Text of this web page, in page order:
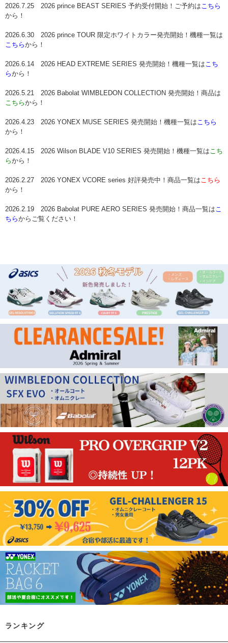
2026.7.25 2026 prince BEAST SERIES 予約受付開始！ご予約はこちら
から！
2026.6.30 2026 prince TOUR 限定ホワイトカラー発売開始！機種一覧は
こちらから！
2026.6.14 2026 HEAD EXTREME SERIES 発売開始！機種一覧はこち
らから！
2026.5.21 2026 Babolat WIMBLEDON COLLECTION 発売開始！商品は
こちらから！
2026.4.23 2026 YONEX MUSE SERIES 発売開始！機種一覧はこちら
から！
2026.4.15 2026 Wilson BLADE V10 SERIES 発売開始！機種一覧はこち
らから！
2026.2.27 2026 YONEX VCORE series 好評発売中！商品一覧はこちら
から！
2026.2.19 2026 Babolat PURE AERO SERIES 発売開始！商品一覧はこ
ちらからご覧ください！
ランキング